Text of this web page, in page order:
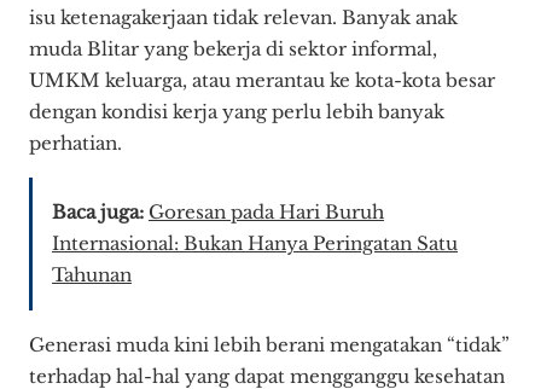
isu ketenagakerjaan tidak relevan. Banyak anak
muda Blitar yang bekerja di sektor informal,
UMKM keluarga, atau merantau ke kota-kota besar
dengan kondisi kerja yang perlu lebih banyak
perhatian.
Baca juga: Goresan pada Hari Buruh
Internasional: Bukan Hanya Peringatan Satu
Tahunan
Generasi muda kini lebih berani mengatakan “tidak”
terhadap hal-hal yang dapat mengganggu kesehatan